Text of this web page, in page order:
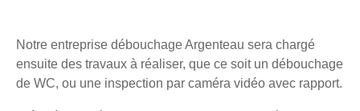
Notre entreprise débouchage Argenteau sera chargé
ensuite des travaux à réaliser, que ce soit un débouchage
de WC, ou une inspection par caméra vidéo avec rapport.